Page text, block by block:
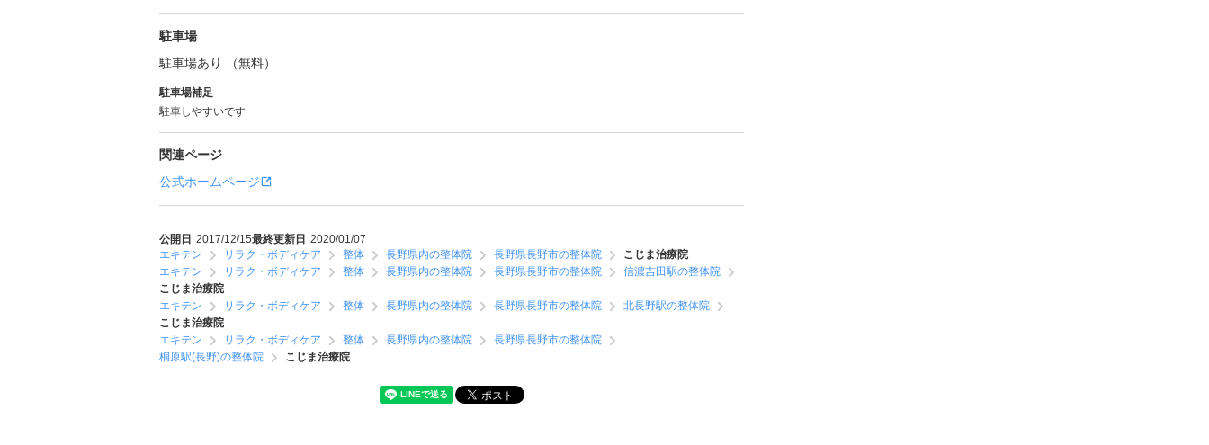
駐車場
駐車場あり （無料）
駐車場補足
駐車しやすいです
関連ページ
公式ホームページ
公開日 2017/12/15最終更新日 2020/01/07
エキテン
リラク・ボディケア 整体 長野県内の整体院 長野県長野市の整体院
こじま治療院
エキテン
リラク・ボディケア 整体 長野県内の整体院 長野県長野市の整体院
信濃吉田駅の整体院
こじま治療院
エキテン
リラク・ボディケア 整体 長野県内の整体院 長野県長野市の整体院
北長野駅の整体院
こじま治療院
エキテン
リラク・ボディケア 整体 長野県内の整体院
長野県長野市の整体院
桐原駅(長野)の整体院
こじま治療院